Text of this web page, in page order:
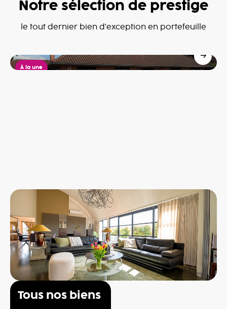
Notre sélection de prestige
le tout dernier bien d'exception en portefeuille
Tous nos biens
À la une
Villa à Dottignies